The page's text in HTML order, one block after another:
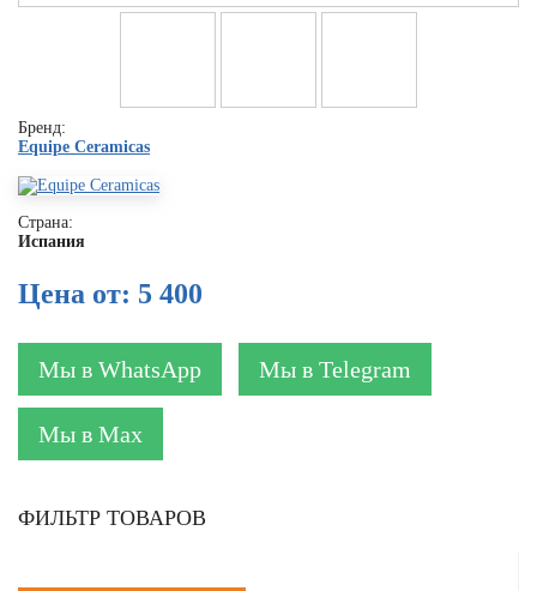
Бренд:
Equipe Ceramicas
Страна:
Испания
Цена от: 5 400
Мы в WhatsApp Мы в Telegram
Мы в Max
ФИЛЬТР ТОВАРОВ